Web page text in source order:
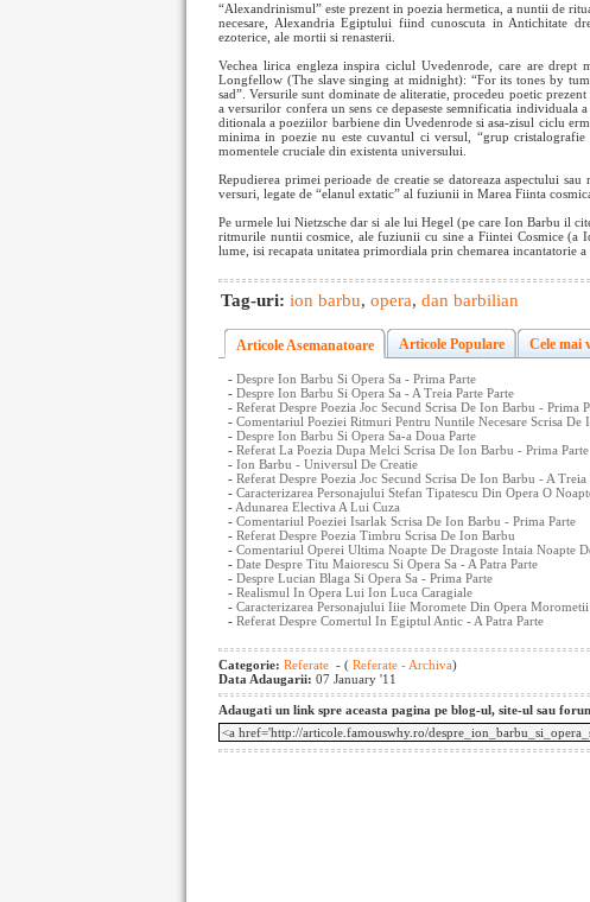
“Alexandrinismul” este prezent in poezia hermetica, a nuntii de
necesare, Alexandria Egiptului fiind cunoscuta in Antichitate
ezoterice, ale mortii si renasterii.
Vechea lirica engleza inspira ciclul Uvedenrode, care are drept
Longfellow (The slave singing at midnight): “For its tones by
sad”. Versurile sunt dominate de aliteratie, procedeu poetic
a versurilor confera un sens ce depaseste semnificatia
ditionala a poeziilor barbiene din Uvedenrode si asa-zisul ciclu
minima in poezie nu este cuvantul ci versul, “grup
momentele cruciale din existenta universului.
Repudierea primei perioade de creatie se datoreaza aspectului
versuri, legate de “elanul extatic” al fuziunii in Marea Fiinta
Pe urmele lui Nietzsche dar si ale lui Hegel (pe care Ion Barbu il
ritmurile nuntii cosmice, ale fuziunii cu sine a Fiintei Cosmice (a
lume, isi recapata unitatea primordiala prin chemarea incantatorie
Tag-uri: ion barbu, opera, dan barbilian
Articole Asemanatoare Articole Populare Cele mai
- Despre Ion Barbu Si Opera Sa - Prima Parte
- Despre Ion Barbu Si Opera Sa - A Treia Parte Parte
- Referat Despre Poezia Joc Secund Scrisa De Ion Barbu - Prima
- Comentariul Poeziei Ritmuri Pentru Nuntile Necesare Scrisa De
- Despre Ion Barbu Si Opera Sa-a Doua Parte
- Referat La Poezia Dupa Melci Scrisa De Ion Barbu - Prima Parte
- Ion Barbu - Universul De Creatie
- Referat Despre Poezia Joc Secund Scrisa De Ion Barbu - A Treia
- Caracterizarea Personajului Stefan Tipatescu Din Opera O
- Adunarea Electiva A Lui Cuza
- Comentariul Poeziei Isarlak Scrisa De Ion Barbu - Prima Parte
- Referat Despre Poezia Timbru Scrisa De Ion Barbu
- Comentariul Operei Ultima Noapte De Dragoste Intaia Noapte
- Date Despre Titu Maiorescu Si Opera Sa - A Patra Parte
- Despre Lucian Blaga Si Opera Sa - Prima Parte
- Realismul In Opera Lui Ion Luca Caragiale
- Caracterizarea Personajului Iiie Moromete Din Opera Morometii
- Referat Despre Comertul In Egiptul Antic - A Patra Parte
Categorie: Referate - ( Referate - Archiva)
Data Adaugarii: 07 January '11
Adaugati un link spre aceasta pagina pe blog-ul, site-ul sau